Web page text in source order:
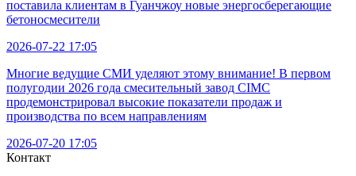
поставила клиентам в Гуанчжоу новые энергосберегающие
бетоносмесители
2026-07-22 17:05
Многие ведущие СМИ уделяют этому внимание! В первом
полугодии 2026 года смесительный завод CIMC
продемонстрировал высокие показатели продаж и
производства по всем направлениям
2026-07-20 17:05
Контакт